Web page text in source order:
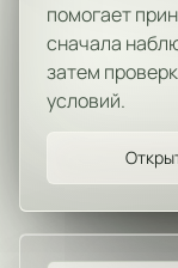
помогает
сначала
затем
условий.